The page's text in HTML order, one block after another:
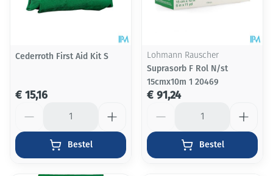
Cederroth First Aid Kit S
€ 15,16
Bestel
Lohmann Rauscher
Suprasorb F Rol N/st
15cmx10m 1 20469
€ 91,24
Bestel